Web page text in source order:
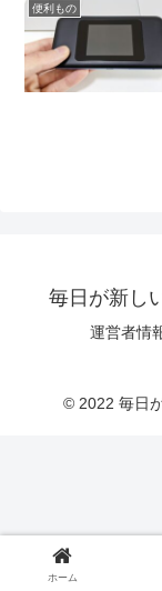
便利もの
毎日が新し
運営者情
© 2022 毎日
ホーム